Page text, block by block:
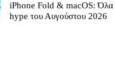
iPhone Fold & macOS: Όλα
hype του Αυγούστου 2026